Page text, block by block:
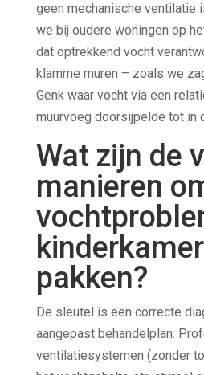
geen mechanische ventilatie
we bij oudere woningen op
dat optrekkend vocht
klamme muren – zoals we
Genk waar vocht via een
muurvoeg doorsijpelde tot in
Wat zijn de
manieren
pakken?
De sleutel is een correcte
aangepast behandelplan.
ventilatiesystemen (zonder